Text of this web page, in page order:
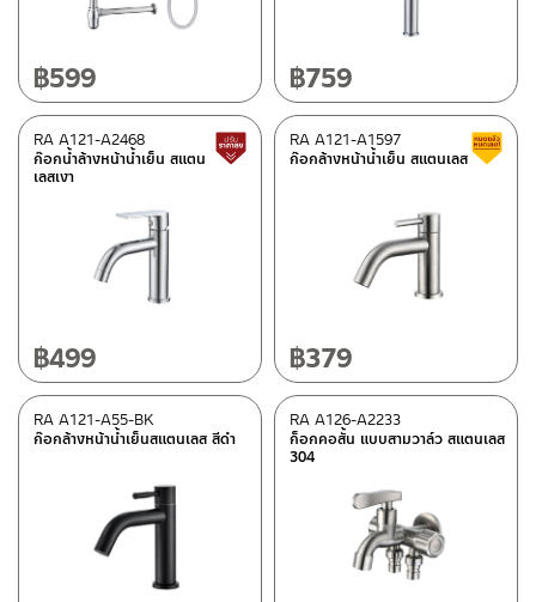
฿599 ฿759
ก๊อกน้ำล้างหน้าน้ำเย็น สแตน
เลสเงา
RA A121-A2468 Lower price tag
฿499
ก๊อกล้างหน้าน้ำเย็น สแตนเลส
RA A121-A1597
฿379
ก๊อกล้างหน้าน้ำเย็นสแตนเลส สีดำ
RA A121-A55-BK
ก็อกคอสั้น แบบสามวาล์ว สแตนเลส
304
RA A126-A2233